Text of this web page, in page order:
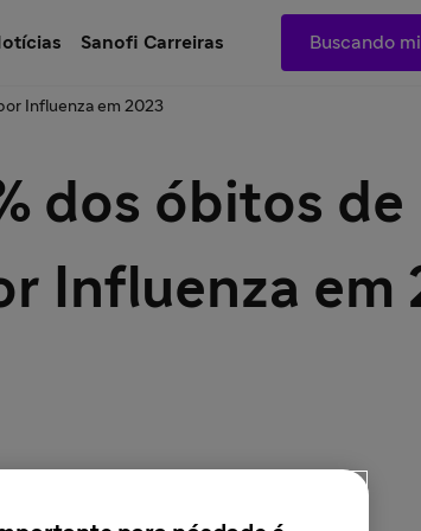
Sanofi Carreiras Buscando
Influenza em 2023
dos óbitos de
Influenza em